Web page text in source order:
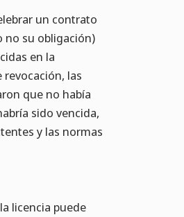
un contrato
no su obligación)
en la
las
que no había
sido vencida,
y las normas
licencia puede